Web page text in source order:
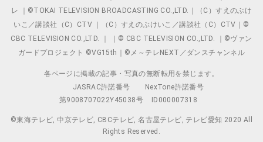
レ ｜©TOKAI TELEVISION BROADCASTING CO.,LTD.｜（C）すえのぶけ
いこ／講談社（C）CTV ｜（C）すえのぶけいこ／講談社（C）CTV｜©
CBC TELEVISION CO.,LTD. ｜ ｜© CBC TELEVISION CO.,LTD. ｜©ヴァン
ガードプロジェクト ©VG15th｜©メ～テレNEXT／ダンスチャンネル
各ページに掲載の記事・写真の無断転用を禁じます。
JASRAC許諾番号
NexTone許諾番号
第9008707022Y45038号
ID000007318
©東海テレビ, 中京テレビ, CBCテレビ, 名古屋テレビ, テレビ愛知 2020 All
Rights Reserved.